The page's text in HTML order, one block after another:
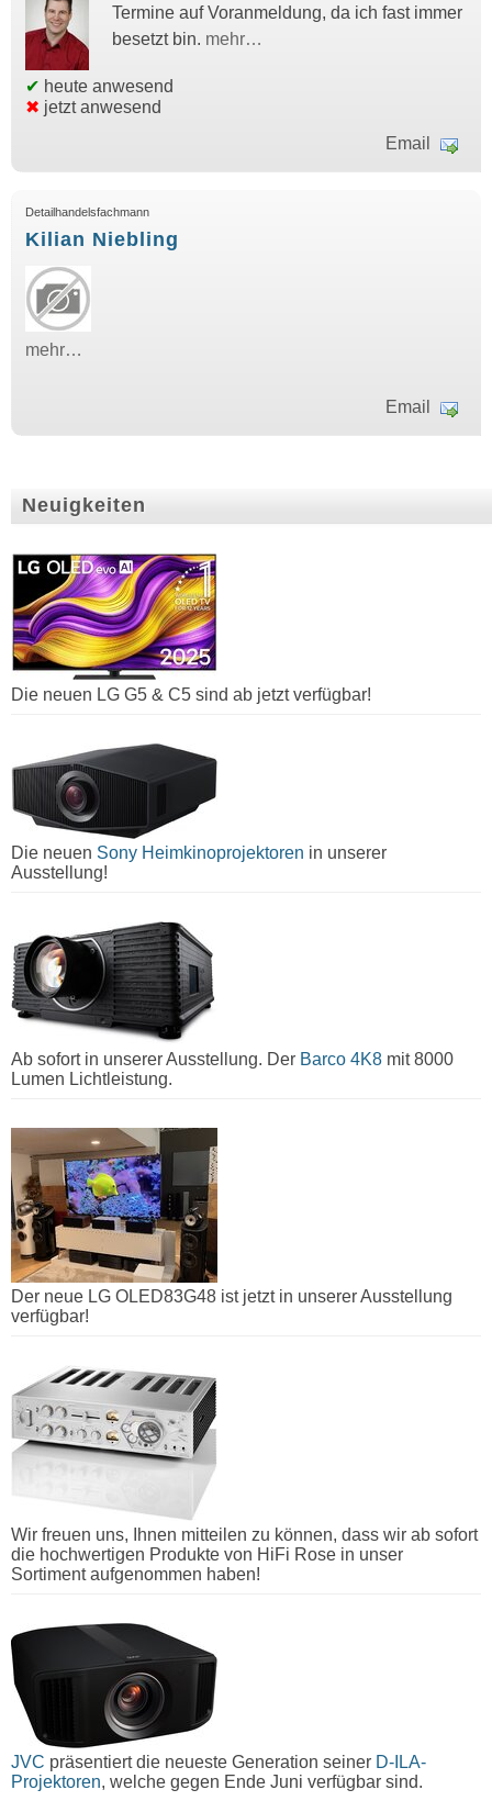
Termine auf Voranmeldung, da ich fast immer
besetzt bin. mehr…
✔ heute anwesend
✖ jetzt anwesend
Email
Detailhandelsfachmann
Kilian Niebling
mehr…
Email
Neuigkeiten
Die neuen LG G5 & C5 sind ab jetzt verfügbar!
Die neuen Sony Heimkinoprojektoren in unserer
Ausstellung!
Ab sofort in unserer Ausstellung. Der Barco 4K8 mit 8000
Lumen Lichtleistung.
Der neue LG OLED83G48 ist jetzt in unserer Ausstellung
verfügbar!
Wir freuen uns, Ihnen mitteilen zu können, dass wir ab sofort
die hochwertigen Produkte von HiFi Rose in unser
Sortiment aufgenommen haben!
JVC präsentiert die neueste Generation seiner D-ILA-
Projektoren, welche gegen Ende Juni verfügbar sind.